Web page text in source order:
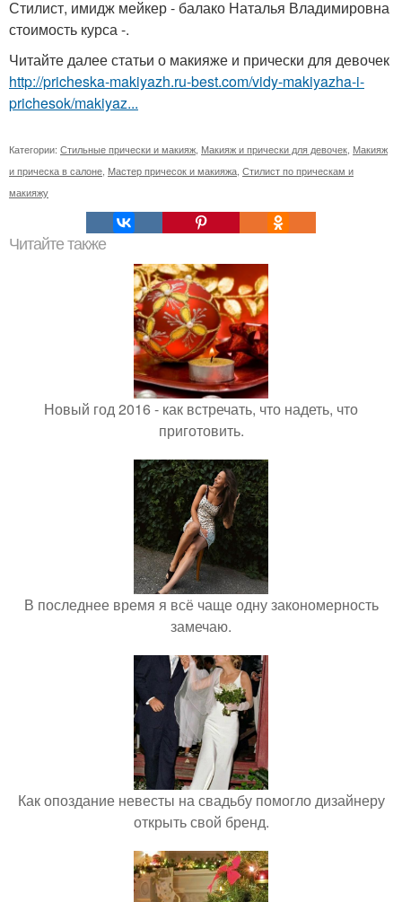
Стилист, имидж мейкер - балако Наталья Владимировна
стоимость курса -.
Читайте далее статьи о макияже и прически для девочек
http://pricheska-makiyazh.ru-best.com/vidy-makiyazha-i-
prichesok/makiyaz...
Категории: Стильные прически и макияж Макияж и прически для девочек Макияж
и прическа в салоне Мастер причесок и макияжа Стилист по прическам и
макияжу
Читайте также
Новый год 2016 - как встречать, что надеть, что
приготовить.
В последнее время я всё чаще одну закономерность
замечаю.
Как опоздание невесты на свадьбу помогло дизайнеру
открыть свой бренд.